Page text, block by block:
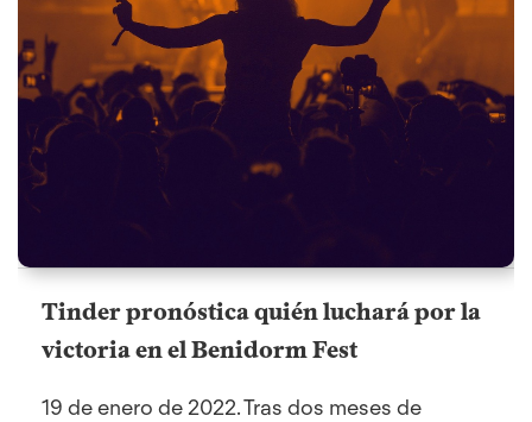
Tinder pronóstica quién luchará por la
victoria en el Benidorm Fest
19 de enero de 2022. Tras dos meses de